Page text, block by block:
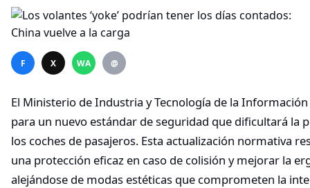
F X WA @
El Ministerio de Industria y Tecnología de la
para un nuevo estándar de seguridad que dificultará la
los coches de pasajeros. Esta actualización normativa
una protección eficaz en caso de colisión y mejorar la
alejándose de modas estéticas que comprometen la